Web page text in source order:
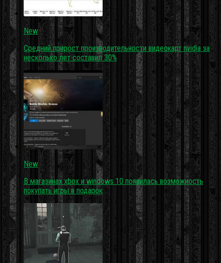
New
Средний прирост производительности видеокарт nvidia за
несколько лет составил 30%
New
В магазинах xbox и windows 10 появилась возможность
покупать игры в подарок